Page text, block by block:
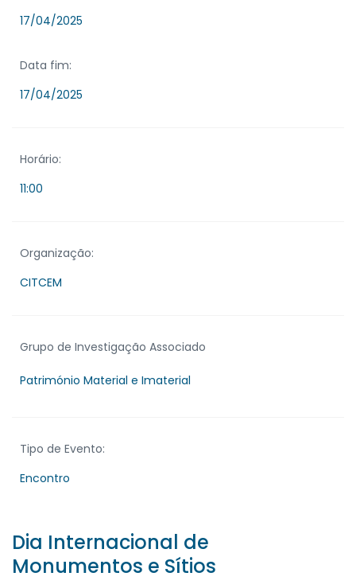
17/04/2025
Data fim:
17/04/2025
Horário:
11:00
Organização:
CITCEM
Grupo de Investigação Associado
Património Material e Imaterial
Tipo de Evento:
Encontro
Dia Internacional de
Monumentos e Sítios